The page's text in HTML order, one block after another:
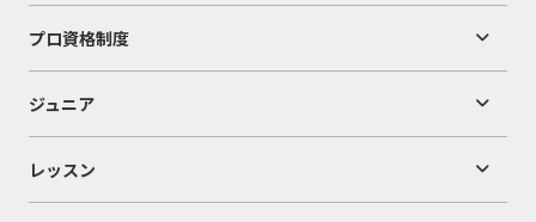
プロ資格制度
ジュニア
レッスン